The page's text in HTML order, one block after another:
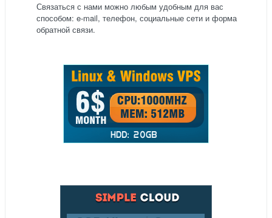
Связаться с нами можно любым удобным для вас
способом: e-mail, телефон, социальные сети и форма
обратной связи.